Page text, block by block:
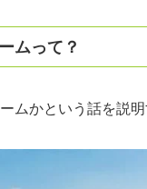
ムって？
ムかという話を説明